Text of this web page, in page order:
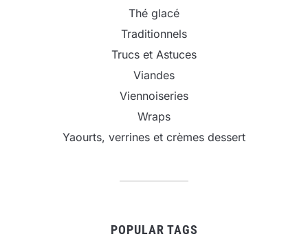
Thé glacé
Traditionnels
Trucs et Astuces
Viandes
Viennoiseries
Wraps
Yaourts, verrines et crèmes dessert
POPULAR TAGS